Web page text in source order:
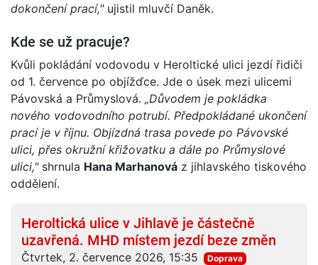
dokončení prací,"ujistil mluvčí Daněk.
Kde se už pracuje?
Kvůli pokládání vodovodu v Heroltické ulici jezdí řidiči
od 1. července po objížďce. Jde o úsek mezi ulicemi
Pávovská a Průmyslová. „Důvodem je pokládka
nového vodovodního potrubí. Předpokládané ukončení
prací je v říjnu. Objízdná trasa povede po Pávovské
ulici, přes okružní křižovatku a dále po Průmyslové
ulici,"shrnula Hana Marhanová z jihlavského tiskového
oddělení.
Heroltická ulice v Jihlavě je částečně
uzavřená. MHD místem jezdí beze změn
Čtvrtek, 2. července 2026, 15:35
Doprava